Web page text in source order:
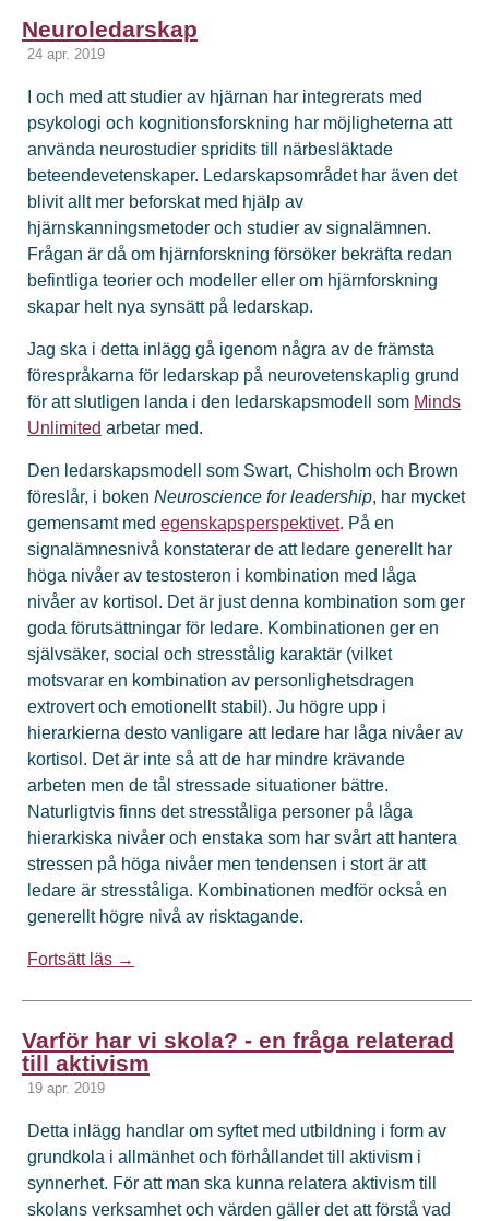
Neuroledarskap
24 apr. 2019
I och med att studier av hjärnan har integrerats med
psykologi och kognitionsforskning har möjligheterna att
använda neurostudier spridits till närbesläktade
beteendevetenskaper. Ledarskapsområdet har även det
blivit allt mer beforskat med hjälp av
hjärnskanningsmetoder och studier av signalämnen.
Frågan är då om hjärnforskning försöker bekräfta redan
befintliga teorier och modeller eller om hjärnforskning
skapar helt nya synsätt på ledarskap.
Jag ska i detta inlägg gå igenom några av de främsta
förespråkarna för ledarskap på neurovetenskaplig grund
för att slutligen landa i den ledarskapsmodell som Minds
Unlimited arbetar med.
Den ledarskapsmodell som Swart, Chisholm och Brown
föreslår, i boken Neuroscience for leadership, har mycket
gemensamt med egenskapsperspektivet. På en
signalämnesnivå konstaterar de att ledare generellt har
höga nivåer av testosteron i kombination med låga
nivåer av kortisol. Det är just denna kombination som ger
goda förutsättningar för ledare. Kombinationen ger en
självsäker, social och stresstålig karaktär (vilket
motsvarar en kombination av personlighetsdragen
extrovert och emotionellt stabil). Ju högre upp i
hierarkierna desto vanligare att ledare har låga nivåer av
kortisol. Det är inte så att de har mindre krävande
arbeten men de tål stressade situationer bättre.
Naturligtvis finns det stresståliga personer på låga
hierarkiska nivåer och enstaka som har svårt att hantera
stressen på höga nivåer men tendensen i stort är att
ledare är stresståliga. Kombinationen medför också en
generellt högre nivå av risktagande.
Fortsätt läs →
Varför har vi skola? - en fråga relaterad
till aktivism
19 apr. 2019
Detta inlägg handlar om syftet med utbildning i form av
grundkola i allmänhet och förhållandet till aktivism i
synnerhet. För att man ska kunna relatera aktivism till
skolans verksamhet och värden gäller det att förstå vad